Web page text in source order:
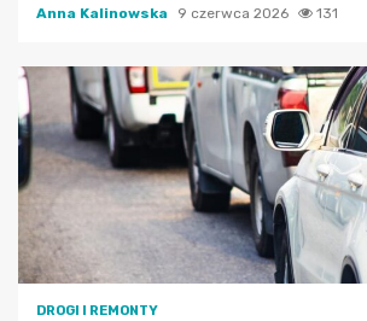
Anna Kalinowska 9 czerwca 2026 131
DROGI I REMONTY